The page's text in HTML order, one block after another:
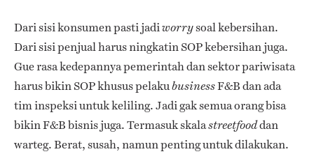
Dari sisi konsumen pasti jadiworrysoal kebersihan.
Dari sisi penjual harus ningkatin SOP kebersihan juga.
Gue rasa kedepannya pemerintah dan sektor pariwisata
harus bikin SOP khusus pelakubusinessF&B dan ada
tim inspeksi untuk keliling. Jadi gak semua orang bisa
bikin F&B bisnis juga. Termasuk skalastreetfooddan
warteg. Berat, susah, namun penting untuk dilakukan.